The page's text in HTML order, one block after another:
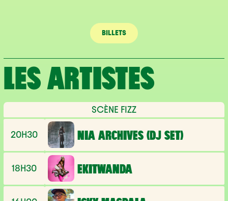
BILLETS
LES ARTISTES
SCÈNE FIZZ
20H30 NIA ARCHIVES (DJ SET)
18H30 EKITWANDA